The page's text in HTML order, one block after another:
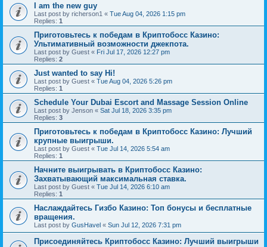
I am the new guy
Last post by richerson1 « Tue Aug 04, 2026 1:15 pm
Replies: 1
Приготовьтесь к победам в Криптобосс Казино:
Ультимативный возможности джекпота.
Last post by Guest « Fri Jul 17, 2026 12:27 pm
Replies: 2
Just wanted to say Hi!
Last post by Guest « Tue Aug 04, 2026 5:26 pm
Replies: 1
Schedule Your Dubai Escort and Massage Session Online
Last post by Jenson « Sat Jul 18, 2026 3:35 pm
Replies: 3
Приготовьтесь к победам в Криптобосс Казино: Лучший
крупные выигрыши.
Last post by Guest « Tue Jul 14, 2026 5:54 am
Replies: 1
Начните выигрывать в Криптобосс Казино:
Захватывающий максимальная ставка.
Last post by Guest « Tue Jul 14, 2026 6:10 am
Replies: 1
Наслаждайтесь Гизбо Казино: Топ бонусы и бесплатные
вращения.
Last post by GusHavel « Sun Jul 12, 2026 7:31 pm
Присоединяйтесь Криптобосс Казино: Лучший выигрыши